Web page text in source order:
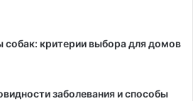
критерии выбора для домов
заболевания и способы